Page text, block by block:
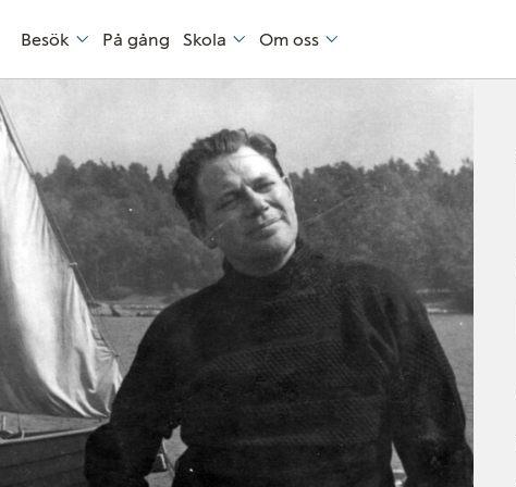
Besök På gång Skola Om oss